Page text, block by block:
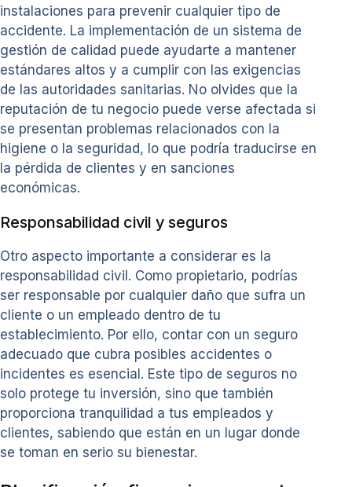
instalaciones para prevenir cualquier tipo de
accidente. La implementación de un sistema de
gestión de calidad puede ayudarte a mantener
estándares altos y a cumplir con las exigencias
de las autoridades sanitarias. No olvides que la
reputación de tu negocio puede verse afectada si
se presentan problemas relacionados con la
higiene o la seguridad, lo que podría traducirse en
la pérdida de clientes y en sanciones
económicas.
Responsabilidad civil y seguros
Otro aspecto importante a considerar es la
responsabilidad civil. Como propietario, podrías
ser responsable por cualquier daño que sufra un
cliente o un empleado dentro de tu
establecimiento. Por ello, contar con un seguro
adecuado que cubra posibles accidentes o
incidentes es esencial. Este tipo de seguros no
solo protege tu inversión, sino que también
proporciona tranquilidad a tus empleados y
clientes, sabiendo que están en un lugar donde
se toman en serio su bienestar.